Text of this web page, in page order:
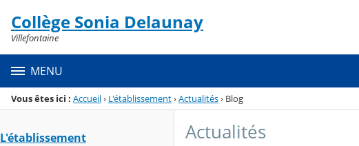
Menu de la rubrique
Contenu
Collège Sonia Delaunay
Villefontaine
MENU
Vous êtes ici : Accueil› L'établissement›Actualités› Blog
L'établissement Actualités